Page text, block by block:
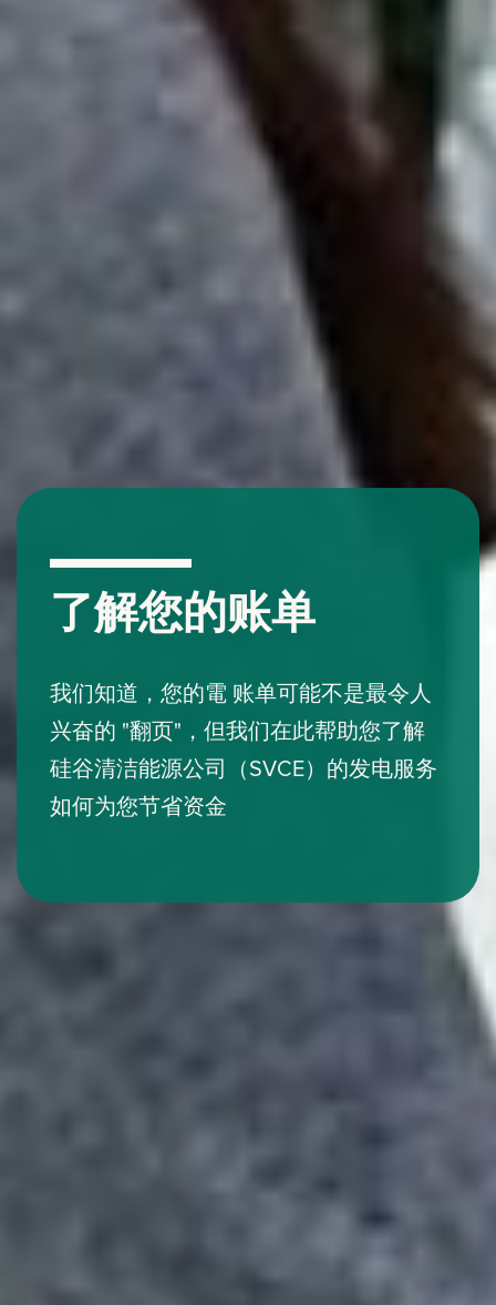
了解您的账单
我们知道，您的電 账单可能不是最令人
兴奋的 "翻页"，但我们在此帮助您了解
硅谷清洁能源公司（SVCE）的发电服务
如何为您节省资金